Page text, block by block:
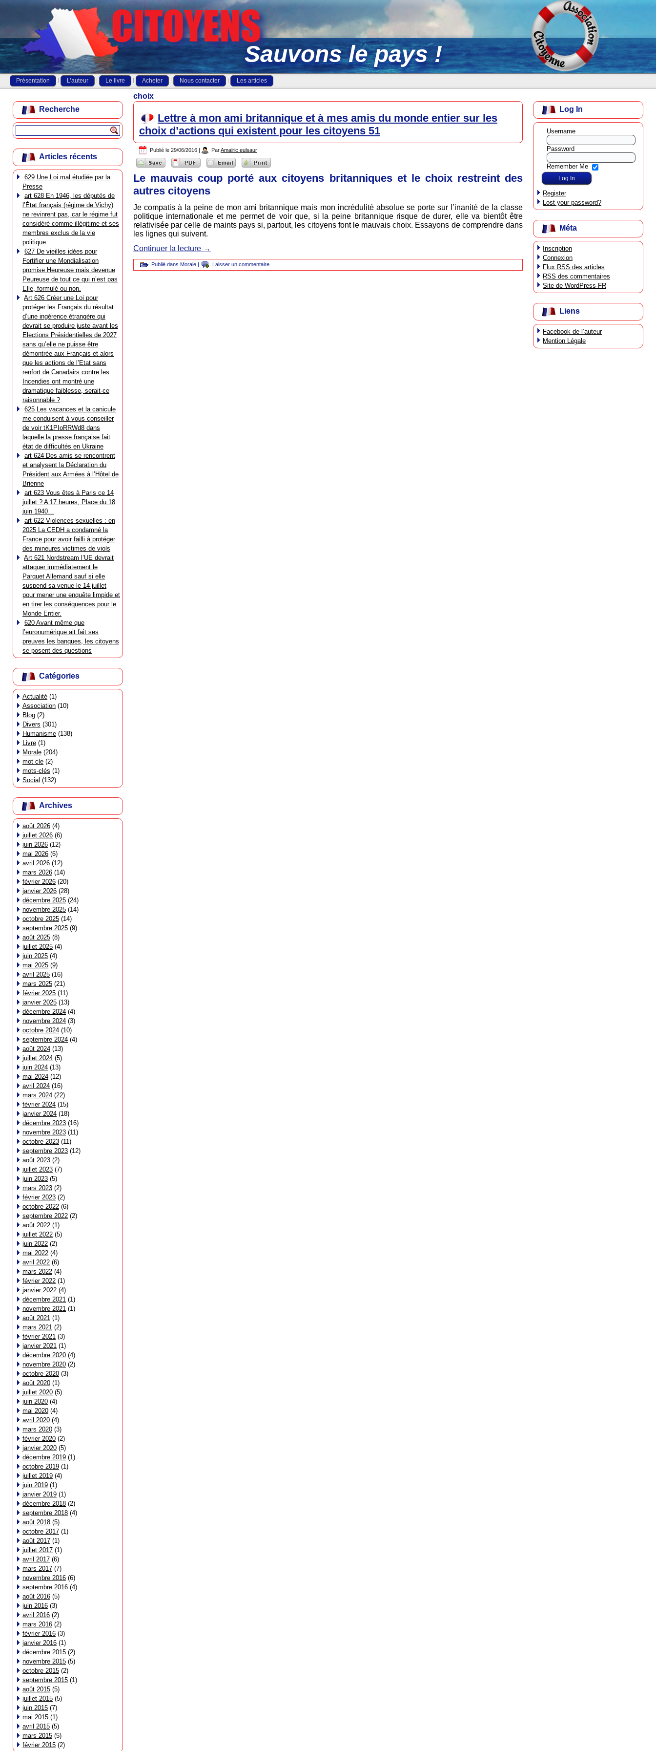
Sauvons le pays !
Présentation L’auteur Le livre Acheter Nous contacter Les articles
Recherche
Articles récents
629 Une Loi mal étudiée par la
Presse
art 628 En 1946, les députés de
l’État français (régime de Vichy)
ne revinrent pas, car le régime fut
considéré comme illégitime et ses
membres exclus de la vie
politique.
627 De vieilles idées pour
Fortifier une Mondialisation
promise Heureuse mais devenue
Peureuse de tout ce qui n’est pas
Elle, formulé ou non.
Art 626 Créer une Loi pour
protéger les Français du résultat
d’une ingérence étrangère qui
devrait se produire juste avant les
Elections Présidentielles de 2027
sans qu’elle ne puisse être
démontrée aux Français et alors
que les actions de l’Etat sans
renfort de Canadairs contre les
Incendies ont montré une
dramatique faiblesse, serait-ce
raisonnable ?
625 Les vacances et la canicule
me conduisent à vous conseiller
de voir tK1PIoRRWd8 dans
laquelle la presse française fait
état de difficultés en Ukraine
art 624 Des amis se rencontrent
et analysent la Déclaration du
Président aux Armées à l’Hôtel de
Brienne
art 623 Vous êtes à Paris ce 14
juillet ? A 17 heures, Place du 18
juin 1940…
art 622 Violences sexuelles : en
2025 La CEDH a condamné la
France pour avoir failli à protéger
des mineures victimes de viols
Art 621 Nordstream l’UE devrait
attaquer immédiatement le
Parquet Allemand sauf si elle
suspend sa venue le 14 juillet
pour mener une enquête limpide et
en tirer les conséquences pour le
Monde Entier.
620 Avant même que
l’euronumérique ait fait ses
preuves les banques, les citoyens
se posent des questions
Catégories
Actualité (1)
Association (10)
Blog (2)
Divers (301)
Humanisme (138)
Livre (1)
Morale (204)
mot cle (2)
mots-clés (1)
Social (132)
Archives
août 2026 (4)
juillet 2026 (6)
juin 2026 (12)
mai 2026 (6)
avril 2026 (12)
mars 2026 (14)
février 2026 (20)
janvier 2026 (28)
décembre 2025 (24)
novembre 2025 (14)
octobre 2025 (14)
septembre 2025 (9)
août 2025 (8)
juillet 2025 (4)
juin 2025 (4)
mai 2025 (9)
avril 2025 (16)
mars 2025 (21)
février 2025 (11)
janvier 2025 (13)
décembre 2024 (4)
novembre 2024 (3)
octobre 2024 (10)
septembre 2024 (4)
août 2024 (13)
juillet 2024 (5)
juin 2024 (13)
mai 2024 (12)
avril 2024 (16)
mars 2024 (22)
février 2024 (15)
janvier 2024 (18)
décembre 2023 (16)
novembre 2023 (11)
octobre 2023 (11)
septembre 2023 (12)
août 2023 (2)
juillet 2023 (7)
juin 2023 (5)
mars 2023 (2)
février 2023 (2)
octobre 2022 (6)
septembre 2022 (2)
août 2022 (1)
juillet 2022 (5)
juin 2022 (2)
mai 2022 (4)
avril 2022 (6)
mars 2022 (4)
février 2022 (1)
janvier 2022 (4)
décembre 2021 (1)
novembre 2021 (1)
août 2021 (1)
mars 2021 (2)
février 2021 (3)
janvier 2021 (1)
décembre 2020 (4)
novembre 2020 (2)
octobre 2020 (3)
août 2020 (1)
juillet 2020 (5)
juin 2020 (4)
mai 2020 (4)
avril 2020 (4)
mars 2020 (3)
février 2020 (2)
janvier 2020 (5)
décembre 2019 (1)
octobre 2019 (1)
juillet 2019 (4)
juin 2019 (1)
janvier 2019 (1)
décembre 2018 (2)
septembre 2018 (4)
août 2018 (5)
octobre 2017 (1)
août 2017 (1)
juillet 2017 (1)
avril 2017 (6)
mars 2017 (7)
novembre 2016 (6)
septembre 2016 (4)
août 2016 (5)
juin 2016 (3)
avril 2016 (2)
mars 2016 (2)
février 2016 (3)
janvier 2016 (1)
décembre 2015 (2)
novembre 2015 (5)
octobre 2015 (2)
septembre 2015 (1)
août 2015 (5)
juillet 2015 (5)
juin 2015 (7)
mai 2015 (1)
avril 2015 (5)
mars 2015 (5)
février 2015 (2)
choix
Lettre à mon ami britannique et à mes amis du monde entier sur les
choix d’actions qui existent pour les citoyens 51
Publié le 29/06/2016 | ParAmalric eulsaur
Le mauvais coup porté aux citoyens britanniques et le choix restreint des
autres citoyens
Je compatis à la peine de mon ami britannique mais mon incrédulité absolue se porte sur l’inanité de la classe
politique internationale et me permet de voir que, si la peine britannique risque de durer, elle va bientôt être
relativisée par celle de maints pays si, partout, les citoyens font le mauvais choix. Essayons de comprendre dans
les lignes qui suivent.
Continuer la lecture →
Publié dans Morale | Laisser un commentaire
Log In
Username
Password
Remember Me
Register
Lost your password?
Méta
Inscription
Connexion
Flux RSS des articles
RSS des commentaires
Site de WordPress-FR
Liens
Facebook de l’auteur
Mention Légale